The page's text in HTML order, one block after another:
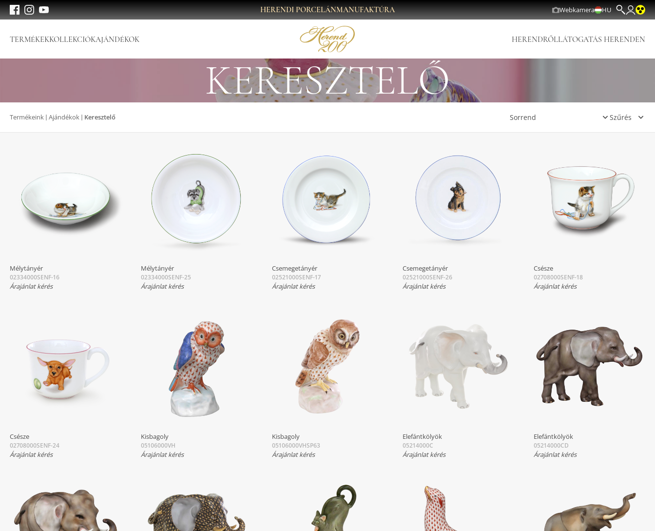
HERENDI PORCELÁNMANUFAKTÚRA Webkamera HU
TERMÉKEKKOLLEKCIÓKAJÁNDÉKOK HERENDRŐLLÁTOGATÁS HERENDEN
KERESZTELŐ
Termékeink Ajándékok Keresztelő Szűrés
Mélytányér
02334000SENF-16
Árajánlat kérés
Mélytányér
02334000SENF-25
Árajánlat kérés
Csemegetányér
02521000SENF-17
Árajánlat kérés
Csemegetányér
02521000SENF-26
Árajánlat kérés
Csésze
02708000SENF-18
Árajánlat kérés
Csésze
02708000SENF-24
Árajánlat kérés
Kisbagoly
05106000VH
Árajánlat kérés
Kisbagoly
05106000VHSP63
Árajánlat kérés
Elefántkölyök
05214000C
Árajánlat kérés
Elefántkölyök
05214000CD
Árajánlat kérés